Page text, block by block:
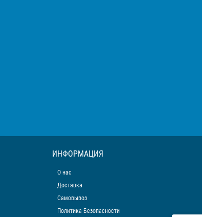
ИНФОРМАЦИЯ
О нас
Доставка
Самовывоз
Политика Безопасности